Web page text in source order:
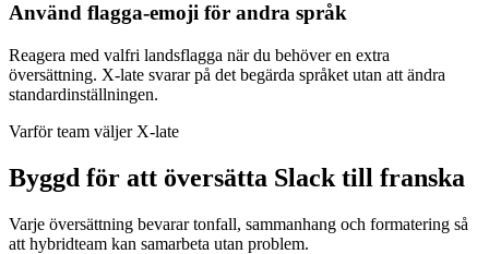
Använd flagga-emoji för andra språk
Reagera med valfri landsflagga när du behöver en extra
översättning. X-late svarar på det begärda språket utan att ändra
standardinställningen.
Varför team väljer X-late
Byggd för att översätta Slack till franska
Varje översättning bevarar tonfall, sammanhang och formatering så
att hybridteam kan samarbeta utan problem.